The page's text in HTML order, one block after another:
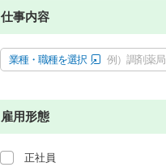
仕事内容
業種・職種を選択 例）調剤薬局
雇用形態
正社員